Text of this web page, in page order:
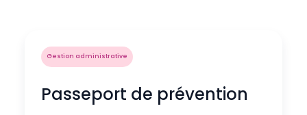
Gestion administrative
Passeport de prévention